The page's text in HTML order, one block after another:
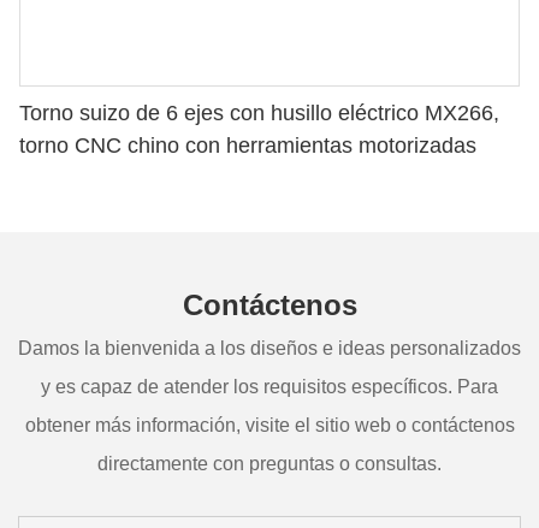
Torno suizo de 6 ejes con husillo eléctrico MX266,
torno CNC chino con herramientas motorizadas
Contáctenos
Damos la bienvenida a los diseños e ideas personalizados
y es capaz de atender los requisitos específicos. Para
obtener más información, visite el sitio web o contáctenos
directamente con preguntas o consultas.